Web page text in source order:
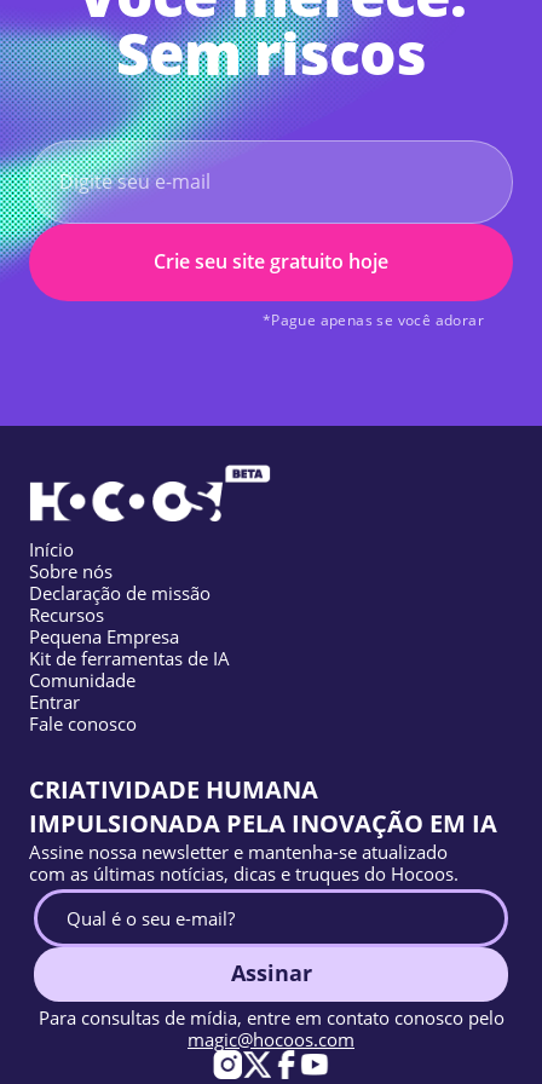
Sem riscos
Crie seu site gratuito hoje
*Pague apenas se você adorar
Início
Sobre nós
Declaração de missão
Recursos
Pequena Empresa
Kit de ferramentas de IA
Comunidade
Entrar
Fale conosco
CRIATIVIDADE HUMANA
IMPULSIONADA PELA INOVAÇÃO EM IA
Assine nossa newsletter e mantenha-se atualizado
com as últimas notícias, dicas e truques do Hocoos.
Assinar
Para consultas de mídia, entre em contato conosco pelo
magic@hocoos.com